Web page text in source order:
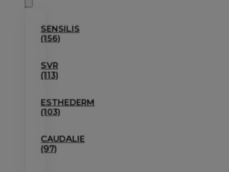
SENSILIS
(156)
SVR
(113)
ESTHEDERM
(103)
CAUDALIE
(97)